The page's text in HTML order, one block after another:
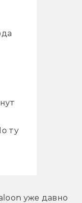
ту
уже давно